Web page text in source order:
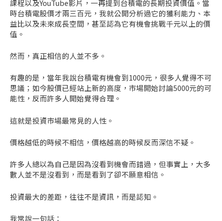
課程以及YouTube影片，一再提到台積電的長期投資價值。當
時台積電股價才兩三百元，我就公開分析過它的獲利能力、本
益比以及未來成長空間，甚至認為它有機會挑戰千元以上的價
值。
然而，真正相信的人並不多。
有趣的是，當年我說台積電有機會到1000元，很多人覺得不可
思議；如今股價已經站上新的高度，市場開始討論5000元的可
能性，反而許多人開始覺得合理。
這就是投資市場最常見的人性。
價格越低的時候不相信，價格越高的時候反而深信不疑。
許多人總以為自己是因為沒看到機會而錯過，但事實上，大多
數人並不是沒看到，而是看到了卻不願意相信。
投資最大的差距，往往不是資訊，而是認知。
我常說一句話：